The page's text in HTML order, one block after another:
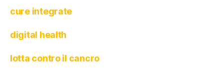
cure integrate
digital health
lotta contro il cancro